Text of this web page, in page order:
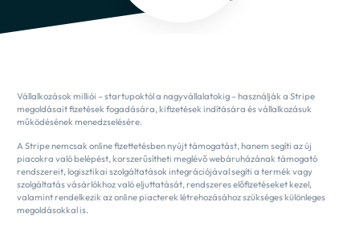
Vállalkozások milliói – startupoktól a nagyvállalatokig – használják a Stripe
megoldásait fizetések fogadására, kifizetések indítására és vállalkozásuk
működésének menedzselésére.
A Stripe nemcsak online fizettetésben nyújt támogatást, hanem segíti az új
piacokra való belépést, korszerűsítheti meglévő webáruházának támogató
rendszereit, logisztikai szolgáltatások integrációjával segíti a termék vagy
szolgáltatás vásárlókhoz való eljuttatását, rendszeres előfizetéseket kezel,
valamint rendelkezik az online piacterek létrehozásához szükséges különleges
megoldásokkal is.